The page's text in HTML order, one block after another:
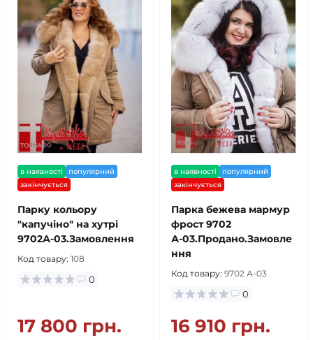
в наявності
популярний
закінчується
Парку кольору
"капучіно" на хутрі
9702А-03.Замовлення
Код товару: 108
0
17 800 грн.
в наявності
популярний
закінчується
Парка бежева мармур
фрост 9702
А-03.Продано.Замовле
ння
Код товару: 9702 А-03
0
16 910 грн.